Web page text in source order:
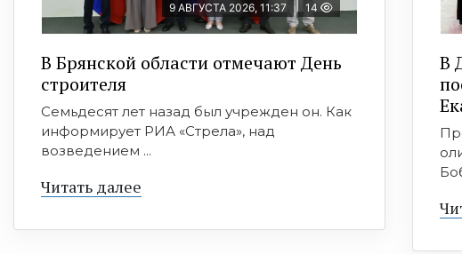
9 АВГУСТА 2026, 11:37 14
В Брянской области отмечают День
строителя
Семьдесят лет назад был учрежден он. Как
информирует РИА «Стрела», над
возведением ...
Читать далее
В